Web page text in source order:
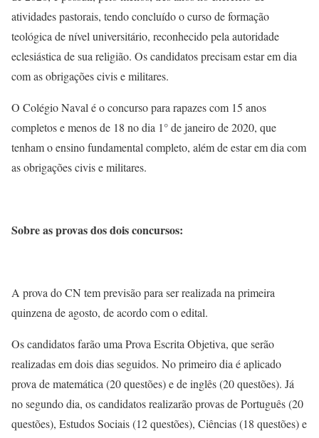
atividades pastorais, tendo concluído o curso de formação
teológica de nível universitário, reconhecido pela autoridade
eclesiástica de sua religião. Os candidatos precisam estar em dia
com as obrigações civis e militares.
O Colégio Naval é o concurso para rapazes com 15 anos
completos e menos de 18 no dia 1° de janeiro de 2020, que
tenham o ensino fundamental completo, além de estar em dia com
as obrigações civis e militares.
Sobre as provas dos dois concursos:
A prova do CN tem previsão para ser realizada na primeira
quinzena de agosto, de acordo com o edital.
Os candidatos farão uma Prova Escrita Objetiva, que serão
realizadas em dois dias seguidos. No primeiro dia é aplicado
prova de matemática (20 questões) e de inglês (20 questões). Já
no segundo dia, os candidatos realizarão provas de Português (20
questões), Estudos Sociais (12 questões), Ciências (18 questões) e